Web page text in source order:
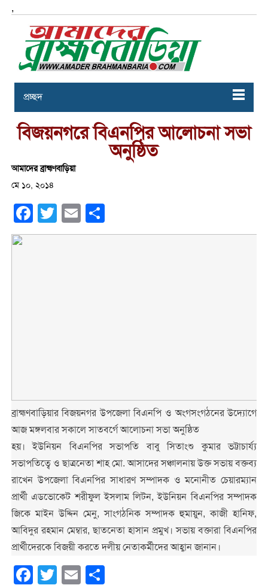
,
প্রচ্ছদ
বিজয়নগরে বিএনপির আলোচনা সভা
অনুষ্ঠিত
আমাদের ব্রাহ্মণবাড়িয়া
মে ১০, ২০১৪
Facebook
Twitter Email
ব্রাহ্মণবাড়িয়ার বিজয়নগর উপজেলা বিএনপি ও অংগসংগঠনের উদ্যোগে
আজ মঙ্গলবার সকালে সাতবর্গে আলোচনা সভা অনুষ্ঠিত
হয়। ইউনিয়ন বিএনপির সভাপতি বাবু সিতাংশু কুমার ভট্টাচার্য্য
সভাপতিত্বে ও ছাত্রনেতা শাহ মো. আসাদের সঞ্চালনায় উক্ত সভায় বক্তব্য
রাখেন উপজেলা বিএনপির সাধারণ সম্পাদক ও মনোনীত চেয়ারম্যান
প্রার্থী এডভোকেট শরীফুল ইসলাম লিটন, ইউনিয়ন বিএনপির সম্পাদক
জিকে মাইন উদ্দিন মেনু, সাংগঠনিক সম্পাদক হুমায়ুন, কাজী হানিফ,
আবিদুর রহমান মেম্বার, ছাতনেতা হাসান প্রমুখ। সভায় বক্তারা বিএনপির
প্রার্থীদেরকে বিজয়ী করতে দলীয় নেতাকর্মীদের আহ্বান জানান।
Facebook
Twitter Email